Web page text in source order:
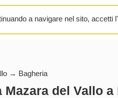
a navigare nel sito, accetti
→ Bagheria
Mazara del Vallo a